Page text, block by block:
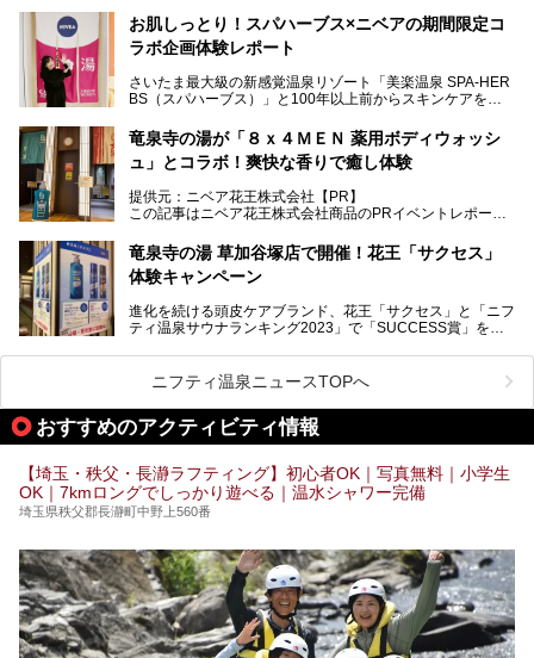
今年の4月1日から楽久屋グループの一員となった「湯舞音
（ユブネ）」が新ブランド「YUBUNE SAUNA PARK」を立
湯舞音らしいサウナにこだわった遊び心満点の"銭湯×屋外サ
ウナ"施設で、男女別のお風呂のほか、水着やサウナ着で楽
ど、ユニークなポイントがいっぱい！
オープン前取材に行ってきましたので、早速どこより詳しく
紹介しちゃいます！
お肌しっとり！スパハーブス×ニベアの期間限定コ
ラボ企画体験レポート
さいたま最大級の新感覚温泉リゾート「美楽温泉 SPA-HER
BS（スパハーブス）」と100年以上前からスキンケアを考
読者モデルやインスタグラマーとして活躍している、美容＆
スパ大好きの畑瀬愛さんと取材してきました。
提供元：ニベア花王株式会社【PR】
この記事はニベア花王株式会社商品のPRイベントレポート
竜泉寺の湯が「８ｘ４ＭＥＮ 薬用ボディウォッシ
ュ」とコラボ！爽快な香りで癒し体験
提供元：ニベア花王株式会社【PR】
この記事はニベア花王株式会社商品のPRイベントレポート
ーーー
注目のボディウォッシュアイテム「８ｘ４ＭＥＮ 薬用ボデ
全国総合2位にランクインした人気温浴施設「竜泉寺の湯 草
加谷塚店」がコラボイベントを期間限定で開催中ということ
気になるその内容をチェックしてきました！
竜泉寺の湯 草加谷塚店で開催！花王「サクセス」
体験キャンペーン
進化を続ける頭皮ケアブランド、花王「サクセス」と「ニフ
ティ温泉サウナランキング2023」で「SUCCESS賞」を獲
ベントを開催。
早速訪問し、気になるその内容を取材してきました！
───
提供元：花王株式会社【PR】
す。
ニフティ温泉ニュースTOPへ
おすすめのアクティビティ情報
【埼玉・秩父・長瀞ラフティング】初心者OK｜写真無料｜小学生
OK｜7kmロングでしっかり遊べる｜温水シャワー完備
埼玉県秩父郡長瀞町中野上560番